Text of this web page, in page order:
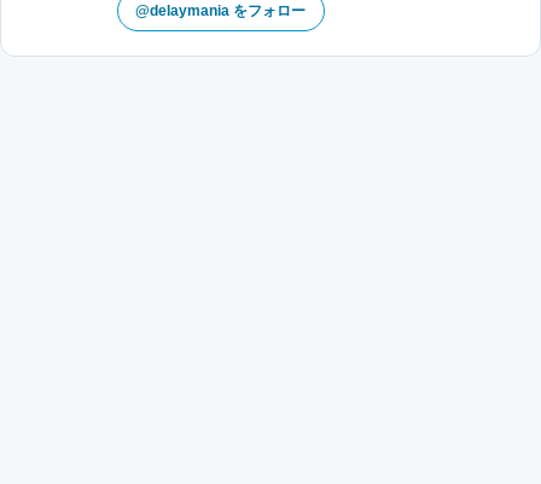
@delaymania をフォロー